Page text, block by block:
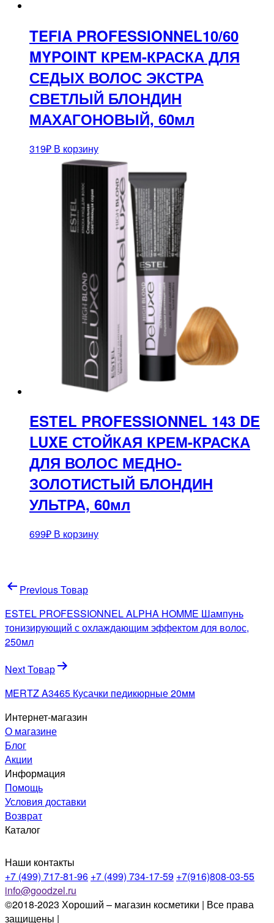
TEFIA PROFESSIONNEL10/60
MYPOINT КРЕМ-КРАСКА ДЛЯ
СЕДЫХ ВОЛОС ЭКСТРА
СВЕТЛЫЙ БЛОНДИН
МАХАГОНОВЫЙ, 60мл
319₽ В корзину
ESTEL PROFESSIONNEL 143 DE
LUXE СТОЙКАЯ КРЕМ-КРАСКА
ДЛЯ ВОЛОС МЕДНО-
ЗОЛОТИСТЫЙ БЛОНДИН
УЛЬТРА, 60мл
699₽ В корзину
Навигация
по
записям
Previous Товар
ESTEL PROFESSIONNEL ALPHA HOMME Шампунь
тонизирующий с охлаждающим эффектом для волос,
250мл
Next Товар
MERTZ A3465 Кусачки педикюрные 20мм
Интернет-магазин
О магазине
Блог
Акции
Информация
Помощь
Условия доставки
Возврат
Каталог
Наши контакты
+7 (499) 717-81-96 +7 (499) 734-17-59 +7(916)808-03-55
info@goodzel.ru
©2018-2023 Хороший – магазин косметики | Все права
защищены |